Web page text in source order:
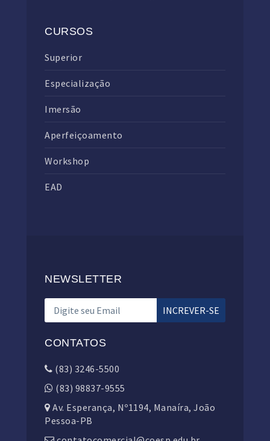
CURSOS
Superior
Especialização
Imersão
Aperfeiçoamento
Workshop
EAD
NEWSLETTER
CONTATOS
(83) 3246-5500
(83) 98837-9555
Av. Esperança, Nº1194, Manaíra, João
Pessoa-PB